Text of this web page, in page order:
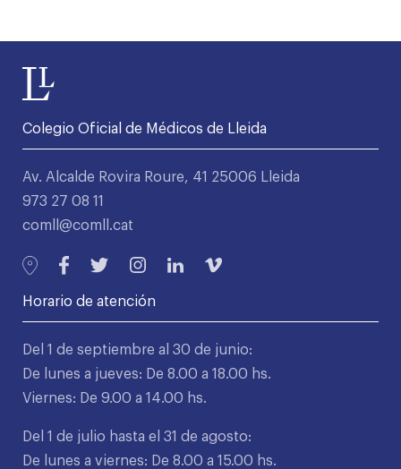
Colegio Oficial de Médicos de Lleida
Av. Alcalde Rovira Roure, 41 25006 Lleida
973 27 08 11
comll@comll.cat
Horario de atención
Del 1 de septiembre al 30 de junio:
De lunes a jueves: De 8.00 a 18.00 hs.
Viernes: De 9.00 a 14.00 hs.
Del 1 de julio hasta el 31 de agosto:
De lunes a viernes: De 8.00 a 15.00 hs.